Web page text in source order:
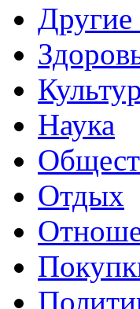
Другие
Наука
Отдых